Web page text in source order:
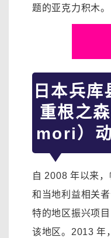
题的亚克力积木。
日本兵
重根之
mori）动
自 2008 年以来
和当地利益相关
特的地区振兴项
该地区。2013 年